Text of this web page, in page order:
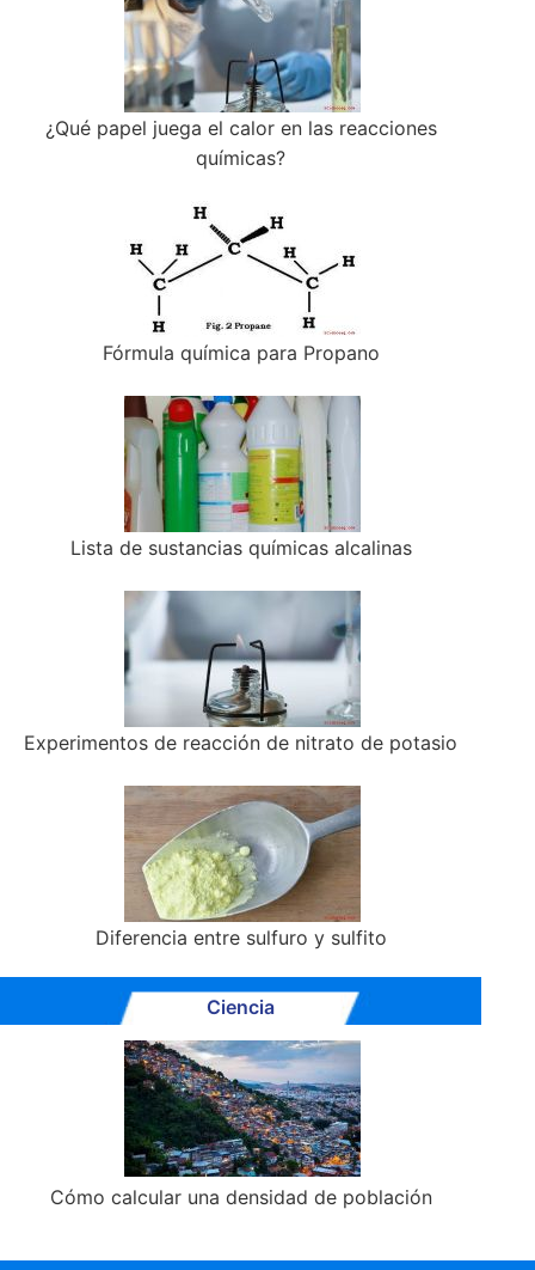
¿Qué papel juega el calor en las reacciones
químicas?
Fórmula química para Propano
Lista de sustancias químicas alcalinas
Experimentos de reacción de nitrato de potasio
Diferencia entre sulfuro y sulfito
Ciencia
Cómo calcular una densidad de población